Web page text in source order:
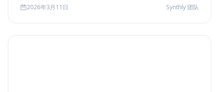
retrieval 等现代变体，并总结其中真正持续成立的工程原
则。
2026年3月11日 Synthly 团队